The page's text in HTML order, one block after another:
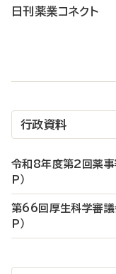
日刊薬業コネクト
行政資料
令和8年度第2回薬事
P）
第66回厚生科学審議
P）